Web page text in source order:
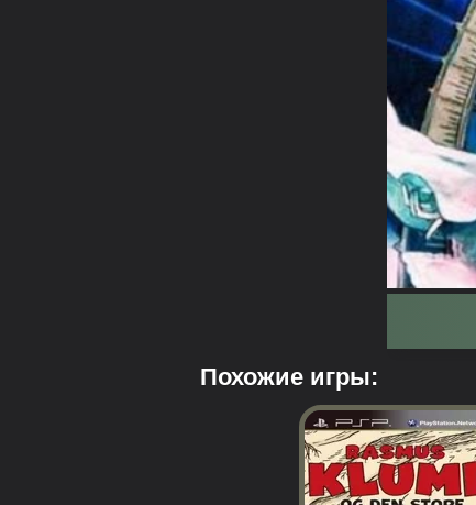
Похожие игры: